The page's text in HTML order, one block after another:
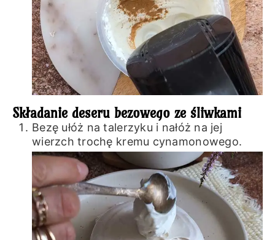
Składanie deseru bezowego ze śliwkami
Bezę ułóż na talerzyku i nałóż na jej
wierzch trochę kremu cynamonowego.